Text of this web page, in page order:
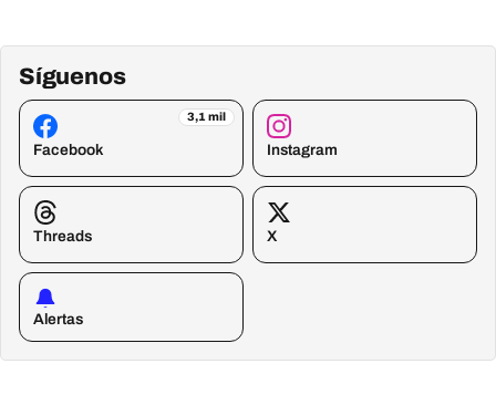
Síguenos
3,1 mil
Facebook Instagram
Threads X
Alertas